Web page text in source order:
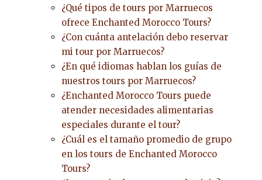
¿Qué tipos de tours por Marruecos
ofrece Enchanted Morocco Tours?
¿Con cuánta antelación debo reservar
mi tour por Marruecos?
¿En qué idiomas hablan los guías de
nuestros tours por Marruecos?
¿Enchanted Morocco Tours puede
atender necesidades alimentarias
especiales durante el tour?
¿Cuál es el tamaño promedio de grupo
en los tours de Enchanted Morocco
Tours?